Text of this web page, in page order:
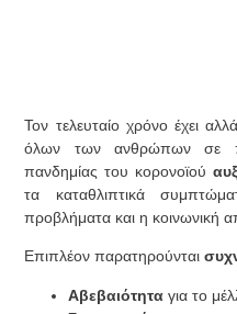
Τον τελευταίο χρόνο έχει
όλων των ανθρώπων σε
πανδημίας του κορονοϊού
τα καταθλιπτικά
προβλήματα και η κοινωνική
Επιπλέον παρατηρούνται
Αβεβαιότητα για το